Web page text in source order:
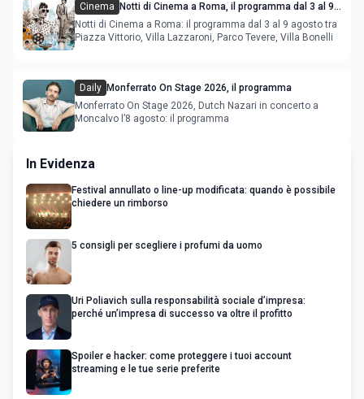
Cinema
Notti di Cinema a Roma, il programma dal 3 al 9
agosto
Notti di Cinema a Roma: il programma dal 3 al 9 agosto tra
Piazza Vittorio, Villa Lazzaroni, Parco Tevere, Villa Bonelli
Daily Monferrato On Stage 2026, il programma
Monferrato On Stage 2026, Dutch Nazari in concerto a
Moncalvo l’8 agosto: il programma
In Evidenza
Festival annullato o line-up modificata: quando è possibile
chiedere un rimborso
5 consigli per scegliere i profumi da uomo
Uri Poliavich sulla responsabilità sociale d’impresa:
perché un’impresa di successo va oltre il profitto
Spoiler e hacker: come proteggere i tuoi account
streaming e le tue serie preferite